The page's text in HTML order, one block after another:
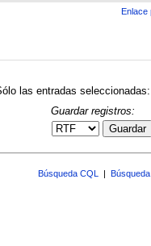
Enlace
las entradas seleccionadas:
Guardar registros:
Guardar
Búsqueda CQL